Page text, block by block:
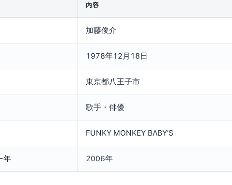
内容
加藤俊介
1978年12月18日
東京都八王子市
歌手・俳優
FUNKY MONKEY BΛBY’S
年 2006年